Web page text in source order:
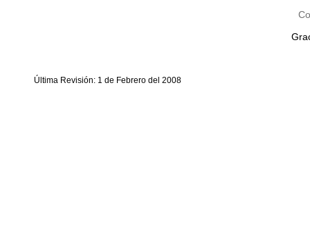
Última Revisión: 1 de Febrero del 2008